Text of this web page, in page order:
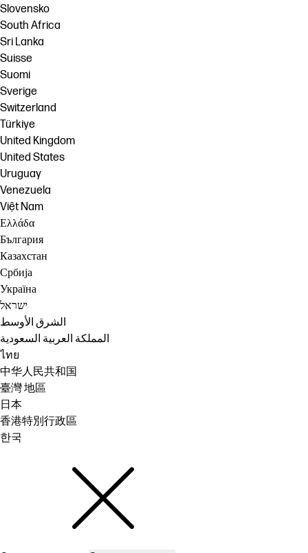
Slovensko
South Africa
Sri Lanka
Suisse
Suomi
Sverige
Switzerland
Türkiye
United Kingdom
United States
Uruguay
Venezuela
Việt Nam
Ελλάδα
България
Казахстан
Србија
Україна
ישראל
الشرق الأوسط
المملكة العربية السعودية
ไทย
中华人民共和国
臺灣 地區
日本
香港特別行政區
한국